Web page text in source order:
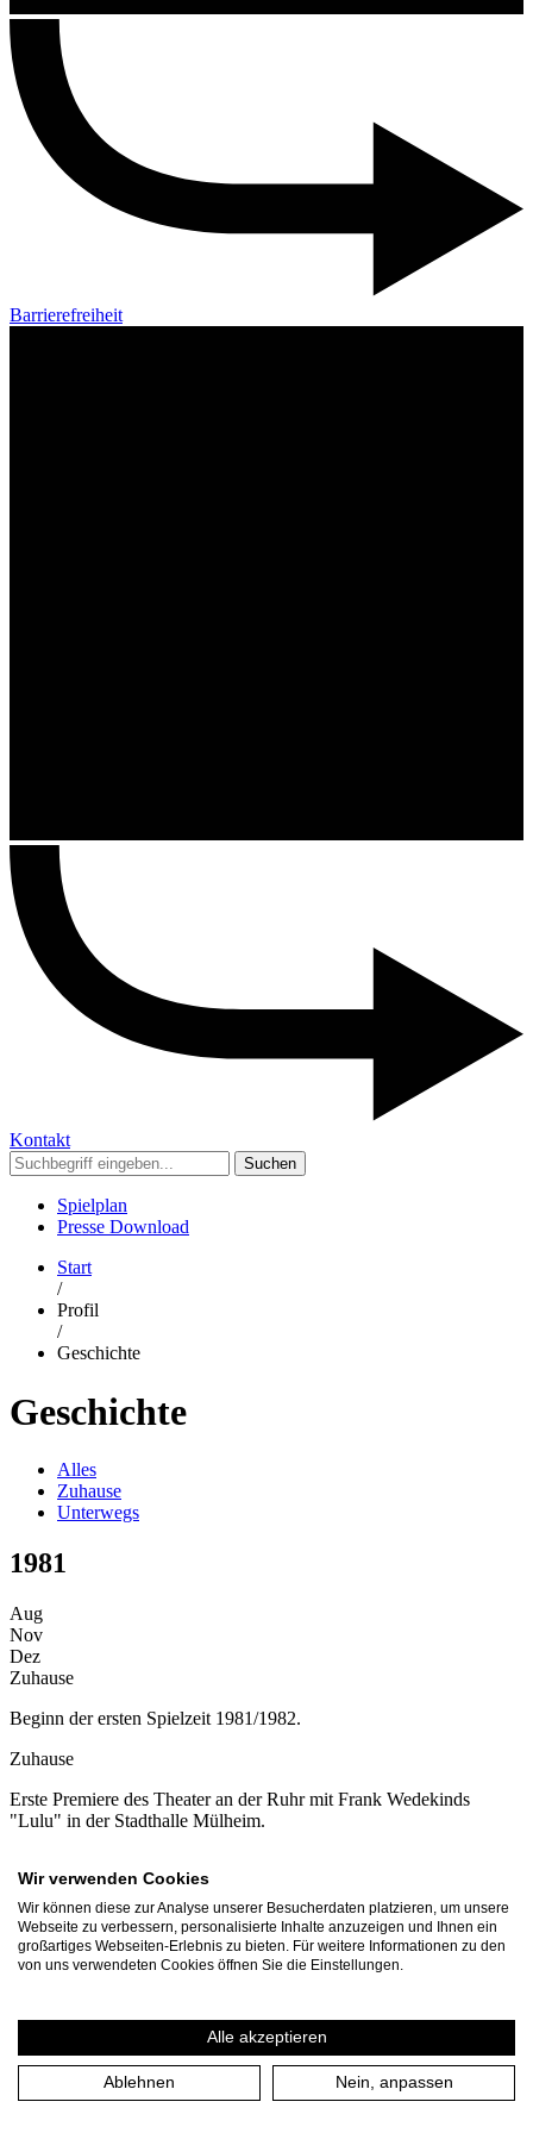
Barrierefreiheit
Kontakt
Suchen
Spielplan
Presse Download
Start
/
Profil
/
Geschichte
Geschichte
Alles
Zuhause
Unterwegs
1981
Aug
Nov
Dez
Zuhause
Beginn der ersten Spielzeit 1981/1982.
Zuhause
Erste Premiere des Theater an der Ruhr mit Frank Wedekinds
"Lulu" in der Stadthalle Mülheim.
Eröffnung des kleinen Theatersaals im ehemaligen Solbad im
Raffelbergpark mit der Neuinszenierung "Der Zyklop" von
Euripides.
Apr
Wir verwenden Cookies
Wir können diese zur Analyse unserer Besucherdaten platzieren, um unsere
Webseite zu verbessern, personalisierte Inhalte anzuzeigen und Ihnen ein
großartiges Webseiten-Erlebnis zu bieten. Für weitere Informationen zu den
von uns verwendeten Cookies öffnen Sie die Einstellungen.
Alle akzeptieren
Ablehnen Nein, anpassen